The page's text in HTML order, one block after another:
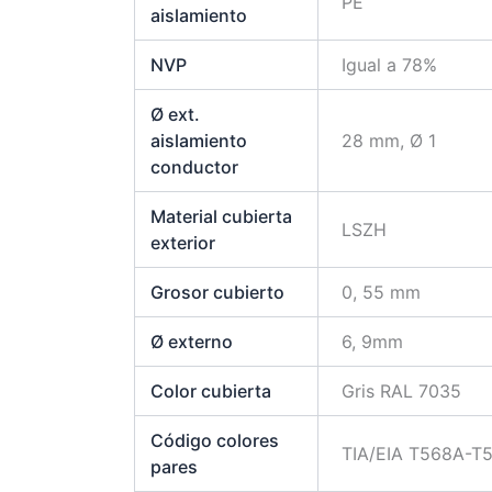
aislamiento
NVP Igual a 78%
Ø ext.
aislamiento
conductor
28 mm, Ø 1
Material cubierta
exterior
LSZH
Grosor cubierto 0, 55 mm
Ø externo 6, 9mm
Color cubierta Gris RAL 7035
Código colores
pares
TIA/EIA T568A-